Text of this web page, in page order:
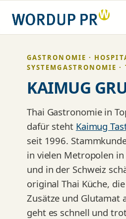
Inhalt
springen
GASTRONOMIE ·
SYSTEMGASTRONOMIE ·
KAIMUG
Thai Gastronomie in
dafür steht Kaimug
seit 1996.
in vielen Metropolen
und in der Schweiz
original Thai Küche,
Zusätze und Glutamat
geht es schnell und